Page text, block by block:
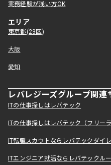
実務経験が浅い方OK
エリア
東京都(23区)
大阪
愛知
レバレジーズグループ関連
ITの仕事探しはレバテック
ITの仕事探しはレバテック（フリー
IT転職スカウトならレバテックダイ
ITエンジニア就活ならレバテックル